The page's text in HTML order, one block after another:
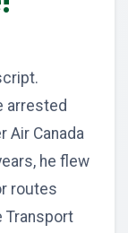
arrested
Air Canada
he flew
routes
Transport